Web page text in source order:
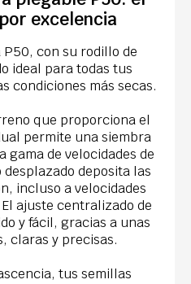
excelencia
con su rodillo de
ideal para todas tus
condiciones más secas.
que proporciona el
permite una siembra
gama de velocidades de
deposita las
incluso a velocidades
ajuste centralizado de
y fácil, gracias a unas
claras y precisas.
tus semillas